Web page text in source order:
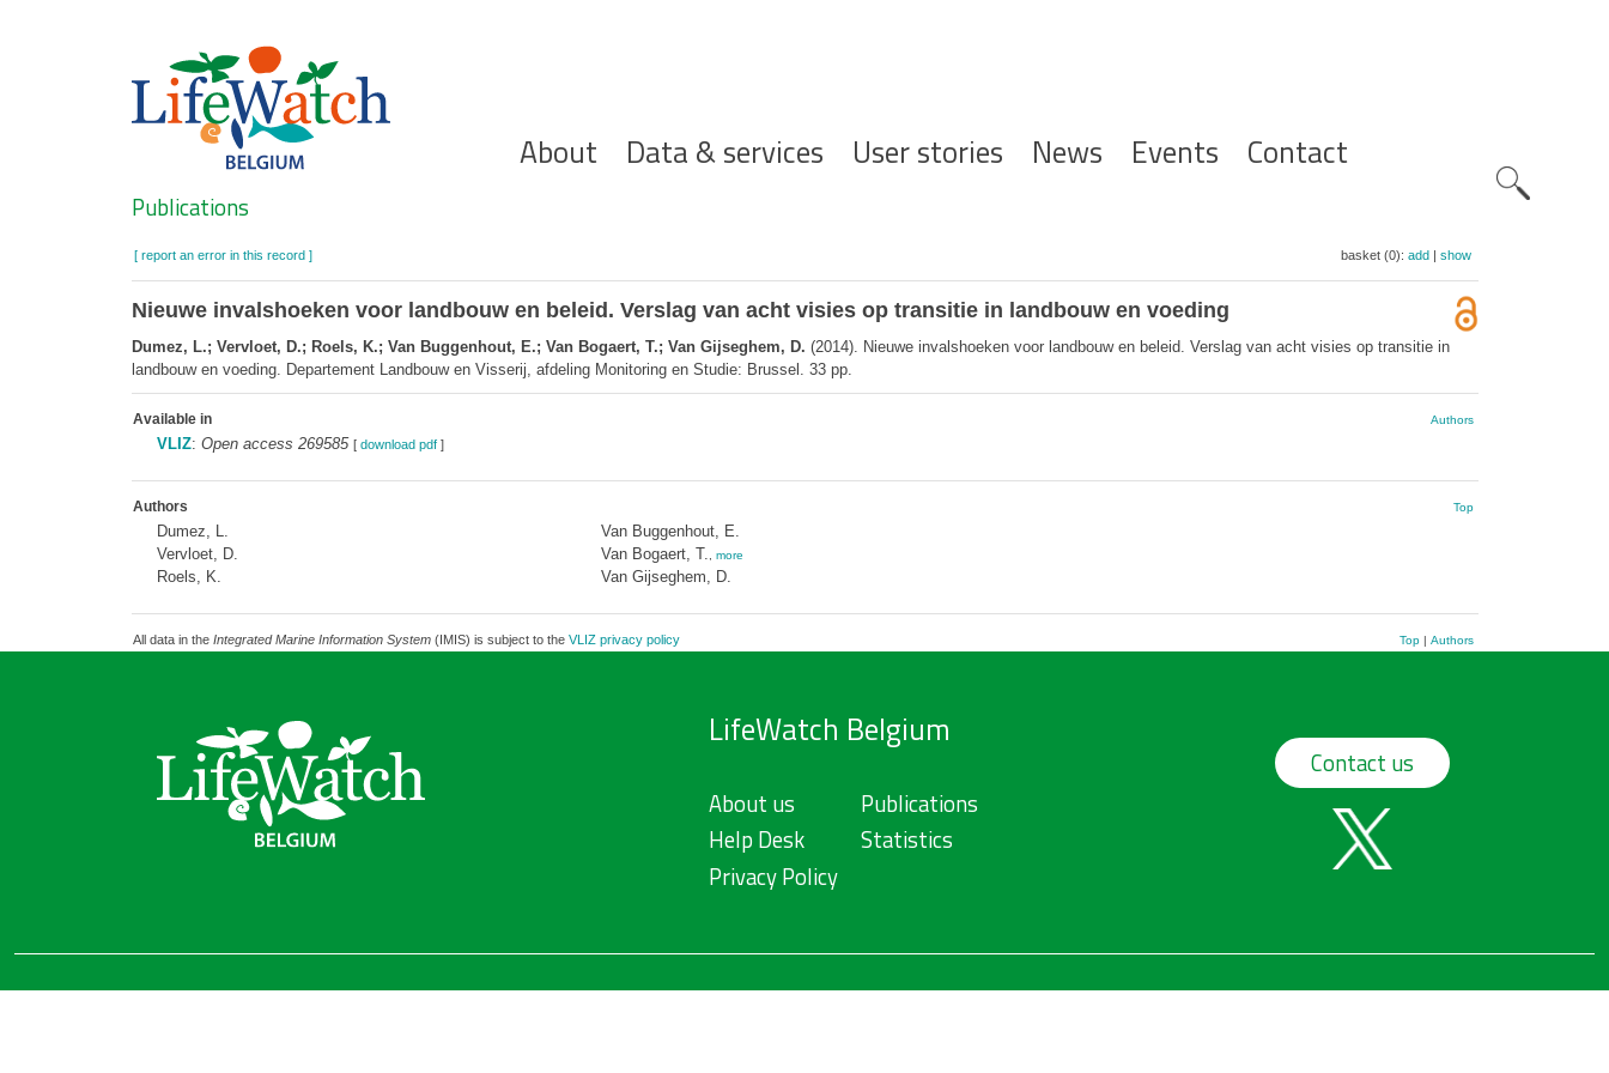
Hoofdnavigatie
About Data & services User stories News Events Contact
Search
Publications
[ report an error in this record ] basket (0): add| show
Nieuwe invalshoeken voor landbouw en beleid. Verslag van acht visies op transitie in landbouw en voeding
Dumez, L.; Vervloet, D.; Roels, K.; Van Buggenhout, E.; Van Bogaert, T.; Van Gijseghem, D. (2014). Nieuwe invalshoeken voor landbouw en beleid. Verslag van acht visies op transitie in
landbouw en voeding. Departement Landbouw en Visserij, afdeling Monitoring en Studie: Brussel. 33 pp.
Available in Authors
VLIZ: Open access 269585 [ download pdf]
Authors Top
Dumez, L.
Vervloet, D.
Roels, K.
Van Buggenhout, E.
Van Bogaert, T.
more
Van Gijseghem, D.
All data in the Integrated Marine Information System(IMIS) is subject to the VLIZ privacy policy Top| Authors
LifeWatch Belgium
About us
Help Desk
Privacy Policy
Publications
Statistics
Contact us